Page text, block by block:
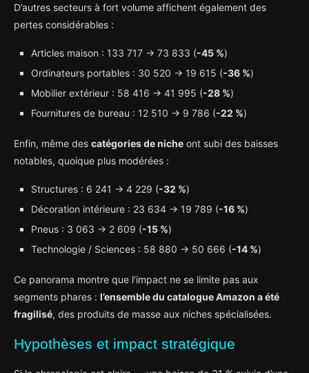
D’autres secteurs à fort volume affichent également des
pertes considérables :
Articles maison : 133 717 → 73 833 (-45 %)
Ordinateurs portables : 30 520 → 19 615 (-36 %)
Mobilier extérieur : 58 416 → 41 995 (-28 %)
Fournitures de bureau : 12 510 → 9 786 (-22 %)
Enfin, même des catégories de niche ont subi des baisses
notables, quoique plus modérées :
Structures : 6 241 → 4 229 (-32 %)
Décoration intérieure : 23 634 → 19 789 (-16 %)
Pneus : 3 063 → 2 609 (-15 %)
Technologie / Sciences : 58 880 → 50 666 (-14 %)
Ce panorama montre que l’impact ne se limite pas aux
segments phares : l’ensemble du catalogue Amazon a été
fragilisé, des produits de masse aux niches spécialisées.
Hypothèses et impact stratégique